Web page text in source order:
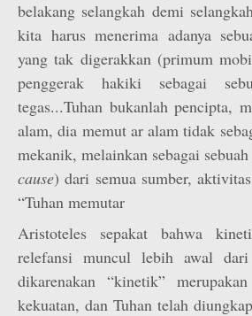
belakang selangkah demi
kita harus menerima adanya
yang tak digerakkan (primum
penggerak hakiki sebagai
tegas...Tuhan bukanlah pencipta,
alam, dia memut ar alam tidak
mekanik, melainkan sebagai
cause) dari semua sumber,
“Tuhan memutar
Aristoteles sepakat bahwa
relefansi muncul lebih awal
dikarenakan “kinetik”
kekuatan, dan Tuhan telah